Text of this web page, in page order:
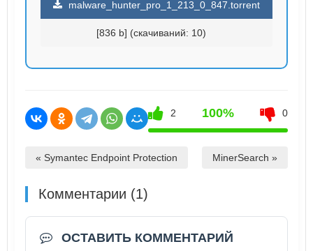
malware_hunter_pro_1_213_0_847.torrent
[836 b] (cкачиваний: 10)
2 100% 0
« Symantec Endpoint Protection MinerSearch »
Комментарии (1)
ОСТАВИТЬ КОММЕНТАРИЙ